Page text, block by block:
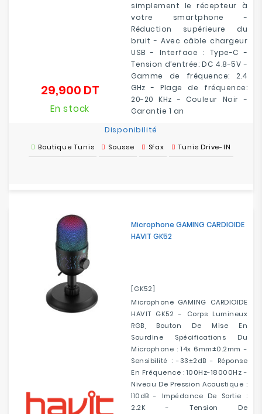
simplement le récepteur à
votre smartphone -
Réduction supérieure du
bruit - Avec câble chargeur
USB - Interface : Type-C -
Tension d’entrée: DC 4.8-5V -
Gamme de fréquence: 2.4
GHz - Plage de fréquence:
20-20 KHz - Couleur Noir -
Garantie 1 an
29,900 DTPrix
En stock
Disponibilité
Boutique Tunis Sousse Sfax Tunis Drive-IN
Microphone GAMING CARDIOIDE
HAVIT GK52
[GK52]
Microphone GAMING CARDIOIDE
HAVIT GK52 - Corps Lumineux
RGB, Bouton De Mise En
Sourdine Spécifications Du
Microphone : 14x 6mm±0.2mm -
Sensibilité : -33±2dB - Réponse
En Fréquence : 100Hz-18000Hz -
Niveau De Pression Acoustique :
110dB - Impédance De Sortie :
2.2K - Tension De